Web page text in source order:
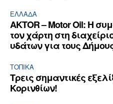
ΕΛΛΆΔΑ
AKTOR – Motor Oil: Η
τον χάρτη στη
υδάτων για τους
ΤΟΠΙΚΑ
Τρεις σημαντικές
Κορινθίων!